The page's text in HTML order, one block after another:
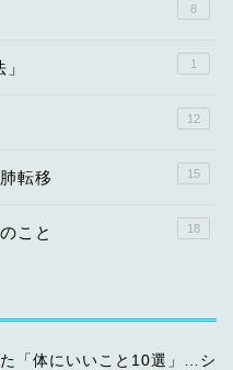
8
1
12
転移 15
こと 18
「体にいいこと10選」…シ